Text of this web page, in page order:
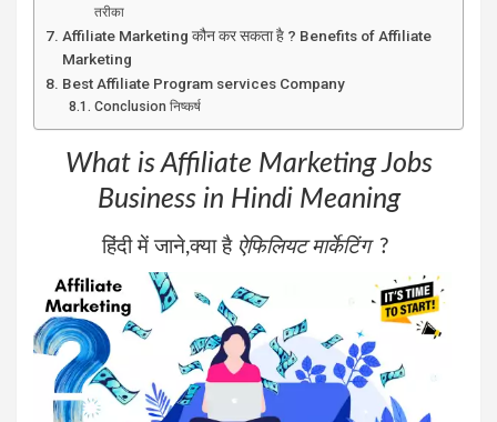
तरीका
Affiliate Marketing कौन कर सकता है ? Benefits of Affiliate
Marketing
Best Affiliate Program services Company
Conclusion निष्कर्ष
What is Affiliate Marketing Jobs
Business in Hindi Meaning
हिंदी में जाने,क्या है ऐफिलियट मार्केटिंग ?